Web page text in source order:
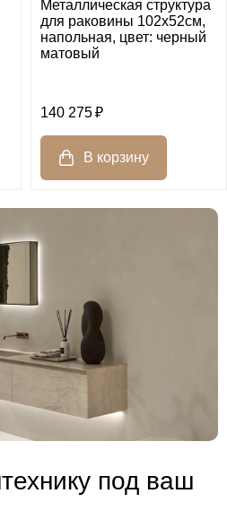
Металлическая структура
для раковины 102х52см,
напольная, цвет: черный
матовый
140 275
под ваш